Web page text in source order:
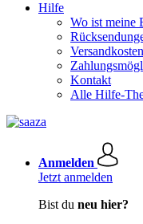
Hilfe
Wo ist meine
Versandkosten
Kontakt
Alle Hilfe-
Anmelden
Jetzt anmelden
Bist du neu hier?